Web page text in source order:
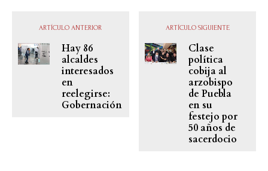
ARTÍCULO ANTERIOR
Hay 86
alcaldes
interesados
en
reelegirse:
Gobernación
ARTÍCULO SIGUIENTE
Clase
política
cobija al
arzobispo
de Puebla
en su
festejo por
50 años de
sacerdocio